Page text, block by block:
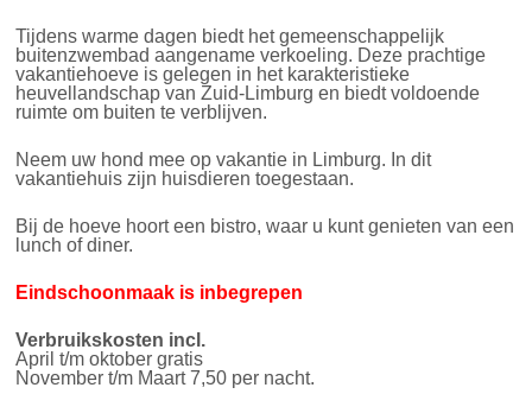
Tijdens warme dagen biedt het gemeenschappelijk
buitenzwembad aangename verkoeling. Deze prachtige
vakantiehoeve is gelegen in het karakteristieke
heuvellandschap van Zuid-Limburg en biedt voldoende
ruimte om buiten te verblijven.
Neem uw hond mee op vakantie in Limburg. In dit
vakantiehuis zijn huisdieren toegestaan.
Bij de hoeve hoort een bistro, waar u kunt genieten van een
lunch of diner.
Eindschoonmaak is inbegrepen
Verbruikskosten incl.
April t/m oktober gratis
November t/m Maart 7,50 per nacht.